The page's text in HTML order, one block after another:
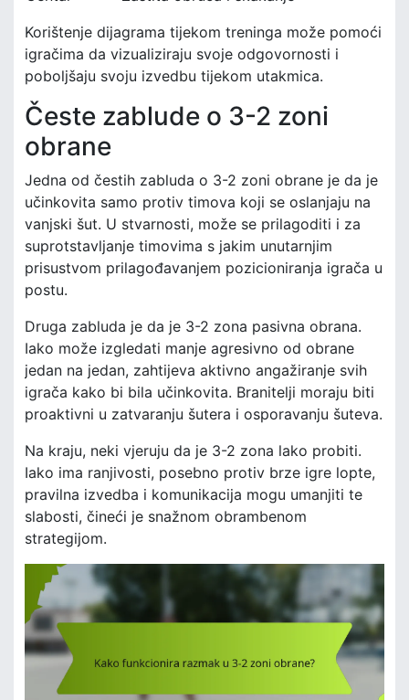
Korištenje dijagrama tijekom treninga može pomoći
igračima da vizualiziraju svoje odgovornosti i
poboljšaju svoju izvedbu tijekom utakmica.
Česte zablude o 3-2 zoni
obrane
Jedna od čestih zabluda o 3-2 zoni obrane je da je
učinkovita samo protiv timova koji se oslanjaju na
vanjski šut. U stvarnosti, može se prilagoditi i za
suprotstavljanje timovima s jakim unutarnjim
prisustvom prilagođavanjem pozicioniranja igrača u
postu.
Druga zabluda je da je 3-2 zona pasivna obrana.
Iako može izgledati manje agresivno od obrane
jedan na jedan, zahtijeva aktivno angažiranje svih
igrača kako bi bila učinkovita. Branitelji moraju biti
proaktivni u zatvaranju šutera i osporavanju šuteva.
Na kraju, neki vjeruju da je 3-2 zona lako probiti.
Iako ima ranjivosti, posebno protiv brze igre lopte,
pravilna izvedba i komunikacija mogu umanjiti te
slabosti, čineći je snažnom obrambenom
strategijom.